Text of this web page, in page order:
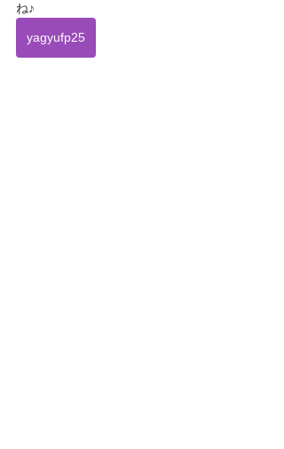
ね♪
yagyufp25